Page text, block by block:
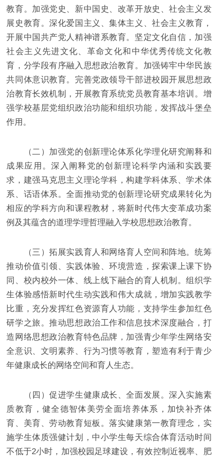
教育。加强党史、新中国史、改革开放史、社会主义发
展史教育。深化爱国主义、集体主义、社会主义教育，
开展中国共产党人精神谱系教育。坚定文化自信，加强
社会主义先进文化、革命文化和中华优秀传统文化教
育，分学段有序融入思想政治教育。加强铸牢中华民族
共同体意识教育。完善党政领导干部进校园开展思想政
治教育长效机制，开展教育系统党员教育基本培训。增
强学校基层党组织政治功能和组织功能，发挥战斗堡垒
作用。
（二）加强党的创新理论体系化学理化研究阐释和
成果应用。深入阐释党的创新理论科学内涵和实践要
求，建强马克思主义理论学科，构建学科体系、学术体
系、话语体系。全面推动党的创新理论研究成果转化为
相应的学科方向和课程教材，将新时代伟大变革成功案
例及其蕴含的道理学理哲理融入学校思想政治教育。
（三）拓展实践育人和网络育人空间和阵地。统筹
推动价值引领、实践体验、环境营造，探索课上课下协
同、校内校外一体、线上线下融合的育人机制。组织学
生体验感悟新时代生动实践和伟大成就，增加实践教学
比重，充分发挥红色资源育人功能，支持学生参加红色
研学之旅。推动思想政治工作和信息技术深度融合，打
造网络思想政治教育特色品牌，加强青少年学生网络安
全意识、文明素养、行为习惯等教育，塑造有利于青少
年健康成长的网络空间和育人生态。
（四）促进学生健康成长、全面发展。深入实施素
质教育，健全德智体美劳全面培养体系，加快补齐体
育、美育、劳动教育短板。落实健康第一教育理念，实
施学生体质强健计划，中小学生每天综合体育活动时间
不低于2小时，加强校园足球建设，有效控制近视率、肥